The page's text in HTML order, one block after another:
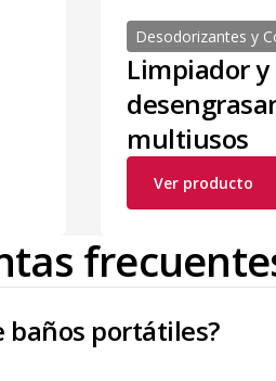
Desodorizantes y
Limpiador y
multiusos
Ver producto
baños portátiles?